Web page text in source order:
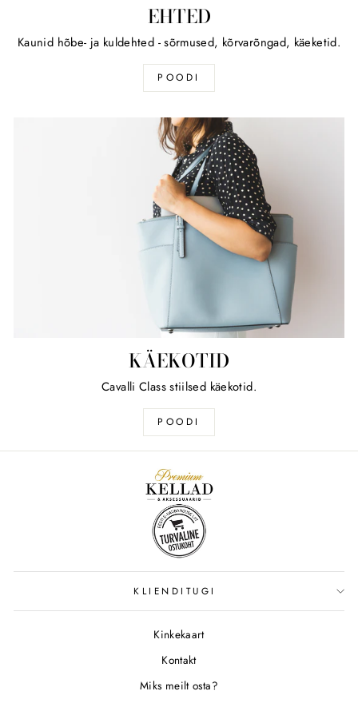
EHTED
Kaunid hõbe- ja kuldehted - sõrmused, kõrvarõngad, käeketid.
POODI
KÄEKOTID
Cavalli Class stiilsed käekotid.
POODI
KLIENDITUGI
Kinkekaart
Kontakt
Miks meilt osta?